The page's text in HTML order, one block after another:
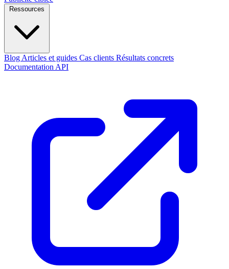
Blog Articles et guides Cas clients Résultats concrets
Documentation API